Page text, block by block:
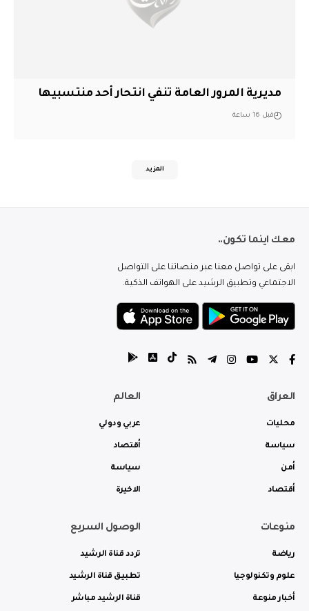
مديرية المرور العامة تنفي انتحار أحد منتسبيها
قبل 16 ساعة
المزيد
معك اينما تكون..
ابقى على تواصل معنا عبر منصاتنا على التواصل
الاجتماعي وتطبيق الرشيد على الهواتف الذكية.
العراق
محليات
سياسة
أمن
أقتصاد
العالم
عربي ودولي
أقتصاد
سياسة
الاخيرة
منوعات
رياضة
علوم وتكنولوجيا
أخبار منوعة
الوصول السريع
تردد قناة الرشيد
تطبيق قناة الرشيد
قناة الرشيد مباشر